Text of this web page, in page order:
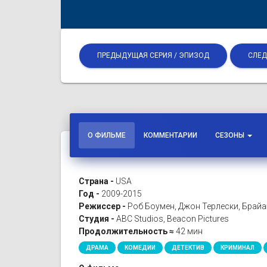
ПРЕДЫДУЩАЯ СЕРИЯ / ЭПИЗОД
О ФИЛЬМЕ КОММЕНТАРИИ СЕЗОНЫ
Страна - USA
Год - 2009-2015
Режиссер - Роб Боумен, Джон Терлески,
Студия - ABC Studios, Beacon Pictures
Продолжительность ≈ 42 мин
ДРАМА КОМЕДИИ ДЕТЕКТИВ КРИМИНАЛ